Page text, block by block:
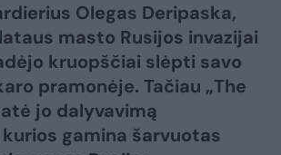
Olegas Deripaska,
masto Rusijos invazijai
kruopščiai slėpti savo
pramonėje. Tačiau „The
jo dalyvavimą
gamina šarvuotas